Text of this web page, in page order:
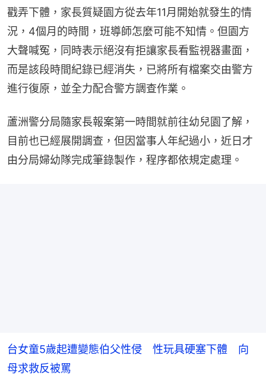
戳弄下體，家長質疑園方從去年11月開始就發生的情
況，4個月的時間，班導師怎麼可能不知情。但園方
大聲喊冤，同時表示絕沒有拒讓家長看監視器畫面，
而是該段時間紀錄已經消失，已將所有檔案交由警方
進行復原，並全力配合警方調查作業。
蘆洲警分局隨家長報案第一時間就前往幼兒園了解，
目前也已經展開調查，但因當事人年紀過小，近日才
由分局婦幼隊完成筆錄製作，程序都依規定處理。
台女童5歲起遭變態伯父性侵 性玩具硬塞下體 向
母求救反被罵